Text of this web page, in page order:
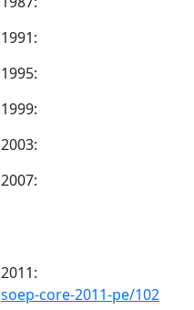
1991:
1995:
1999:
2003:
2007:
2011:
soep-core-2011-pe/102